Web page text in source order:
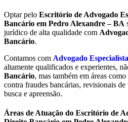
Optar pelo Escritório de Advogado
Bancário em Pedro Alexandre – BA
jurídico de alta qualidade com
Bancário.
Contamos com Advogado
altamente qualificados e experientes,
Bancário, mas também em áreas
contra fraudes bancárias, revisionais
busca e apreensão.
Áreas de Atuação do Escritório de